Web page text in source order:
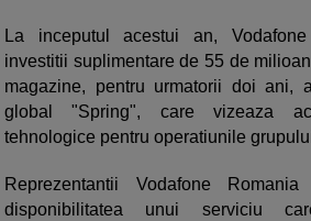
La inceputul acestui an,
investitii suplimentare de 55 de
magazine, pentru urmatorii doi ani,
global "Spring", care vizeaza
tehnologice pentru operatiunile
Reprezentantii Vodafone
disponibilitatea unui serviciu